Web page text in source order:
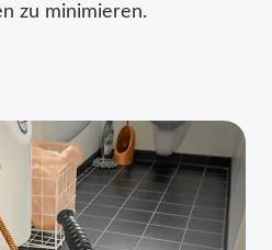
zu minimieren.